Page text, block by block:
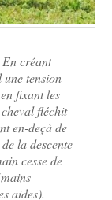
créant
tension
fixant les
fléchit
en-deçà de
la descente
cesse de
aides).